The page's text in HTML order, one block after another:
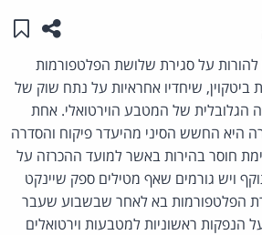
שתפו
להורות על סגירת שלושת הפלטפורמות
ביטקוין, שיחדיו אחראיות על נתח שוק של
הגלובלית של המטבע הוירטואלי. אחת
היא החשש הסיני מהיעדר פיקוח והסדרה
חוסר בהירות באשר למועד ההכרזה על
ויש גורמים שאף מטילים ספק שיינקט
הפלטפורמות בא לאחר שבשבוע שעבר
הנפקות ראשוניות למטבעות וירטואלים